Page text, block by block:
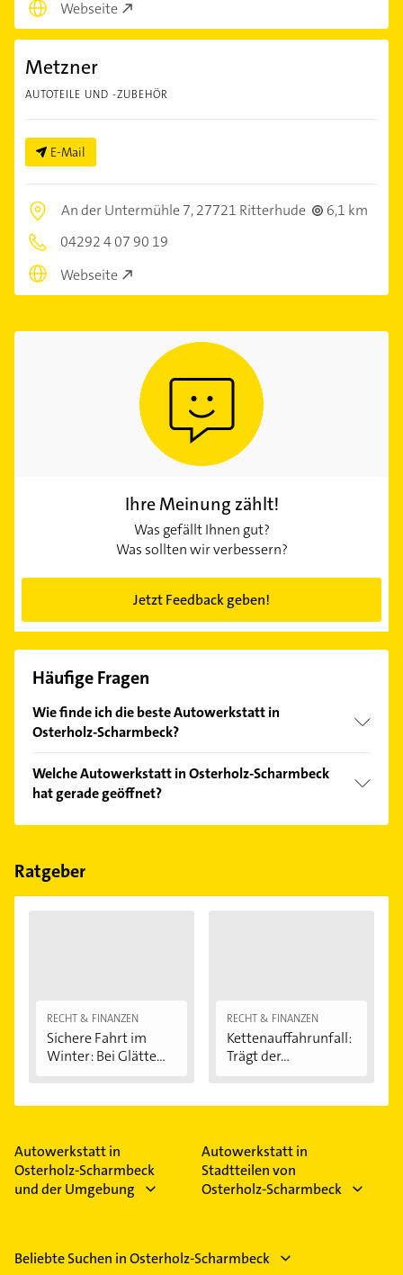
Webseite
Metzner
AUTOTEILE UND -ZUBEHÖR
E-Mail
An der Untermühle 7,27721 Ritterhude
6,1 km
04292 4 07 90 19
Webseite
Ihre Meinung zählt!
Was gefällt Ihnen gut?
Was sollten wir verbessern?
Jetzt Feedback geben!
Häufige Fragen
Wie finde ich die beste Autowerkstatt in
Osterholz-Scharmbeck?
Kundenmeinungen und profitieren Sie von den
Empfehlungen. Die Suchergebnisse können Sie sich
einfach nachBewertungensortiert anzeigen lassen.
Welche Autowerkstatt in Osterholz-Scharmbeck
hat gerade geöffnet?
Im Anbieter-Bereich finden Sie alleÖffnungszeiten.
Feiertagen abweichen können.
Ratgeber
RECHT & FINANZEN
Sichere Fahrt im
Winter: Bei Glätte...
RECHT & FINANZEN
Kettenauffahrunfall:
Trägt der...
Autowerkstatt in
Osterholz-Scharmbeck
und der Umgebung
Autowerkstatt in
Stadtteilen von
Osterholz-Scharmbeck
Beliebte Suchen in Osterholz-Scharmbeck